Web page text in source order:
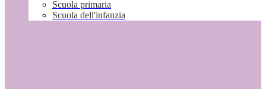
Scuola primaria
Scuola dell'infanzia